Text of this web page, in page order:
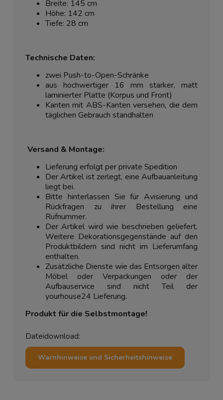
Breite: 145 cm
Höhe: 142 cm
Tiefe: 28 cm
Technische Daten:
zwei Push-to-Open-Schränke
aus hochwertiger 16 mm starker, matt
laminierter Platte (Korpus und Front)
Kanten mit ABS-Kanten versehen, die dem
täglichen Gebrauch standhalten
Versand & Montage:
Lieferung erfolgt per private Spedition
Der Artikel ist zerlegt, eine Aufbauanleitung
liegt bei.
Bitte hinterlassen Sie für Avisierung und
Rückfragen zu ihrer Bestellung eine
Rufnummer.
Der Artikel wird wie beschrieben geliefert.
Weitere Dekorationsgegenstände auf den
Produktbildern sind nicht im Lieferumfang
enthalten.
Zusätzliche Dienste wie das Entsorgen alter
Möbel oder Verpackungen oder der
Aufbauservice sind nicht Teil der
yourhouse24 Lieferung.
Produkt für die Selbstmontage!
Dateidownload:
Warnhinweise und Sicherheitshinweise